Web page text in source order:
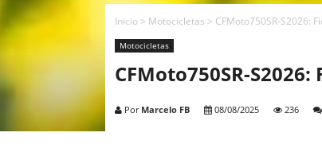
Inicio > Motocicletas > CFMoto750SR-S2026:
Motocicletas
CFMoto750SR-
Por Marcelo FB 08/08/2025 236